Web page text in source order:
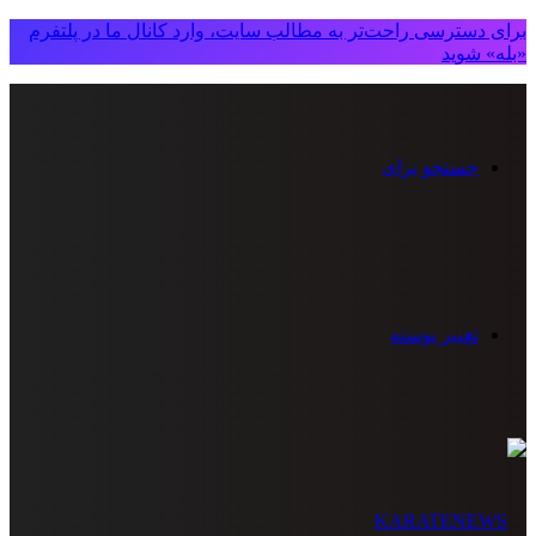
برای دسترسی راحت‌تر به مطالب سایت، وارد کانال ما در پلتفرم
«بله» شوید
جستجو برای
تغییر پوسته